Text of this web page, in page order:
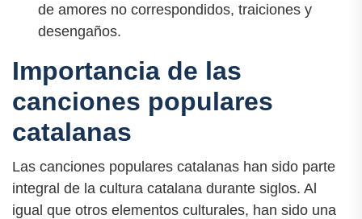
de amores no correspondidos, traiciones y
desengaños.
Importancia de las
canciones populares
catalanas
Las canciones populares catalanas han sido parte
integral de la cultura catalana durante siglos. Al
igual que otros elementos culturales, han sido una